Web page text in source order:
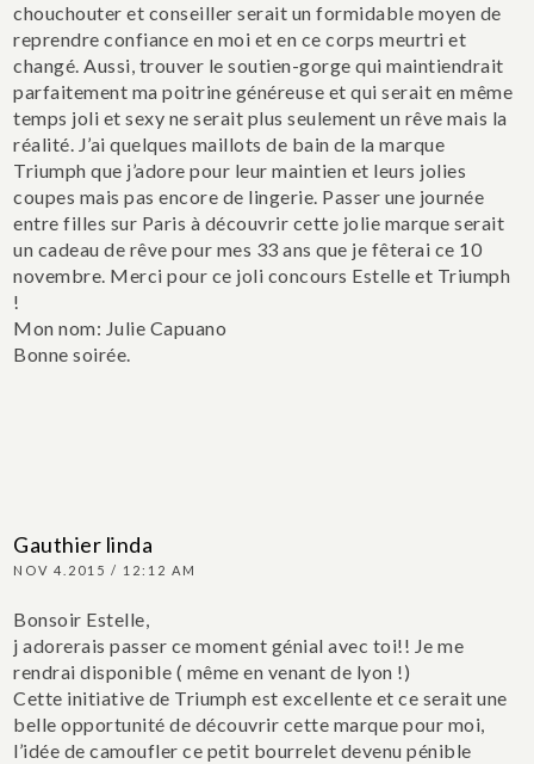
chouchouter et conseiller serait un formidable moyen de
reprendre confiance en moi et en ce corps meurtri et
changé. Aussi, trouver le soutien-gorge qui maintiendrait
parfaitement ma poitrine généreuse et qui serait en même
temps joli et sexy ne serait plus seulement un rêve mais la
réalité. J’ai quelques maillots de bain de la marque
Triumph que j’adore pour leur maintien et leurs jolies
coupes mais pas encore de lingerie. Passer une journée
entre filles sur Paris à découvrir cette jolie marque serait
un cadeau de rêve pour mes 33 ans que je fêterai ce 10
novembre. Merci pour ce joli concours Estelle et Triumph
!
Mon nom: Julie Capuano
Bonne soirée.
Gauthier linda
NOV 4.2015 / 12:12 AM
Bonsoir Estelle,
j adorerais passer ce moment génial avec toi!! Je me
rendrai disponible ( même en venant de lyon !)
Cette initiative de Triumph est excellente et ce serait une
belle opportunité de découvrir cette marque pour moi,
l’idée de camoufler ce petit bourrelet devenu pénible